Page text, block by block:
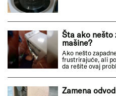
Šta ako nešto
mašine?
Ako nešto
frustrirajuće, ali
da rešite ovaj
Zamena